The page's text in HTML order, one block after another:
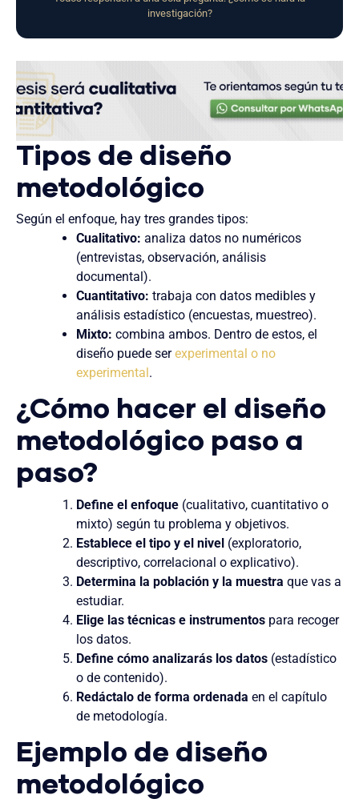
investigación?
Tipos de diseño
metodológico
Según el enfoque, hay tres grandes tipos:
Cualitativo: analiza datos no numéricos
(entrevistas, observación, análisis
documental).
Cuantitativo: trabaja con datos medibles y
análisis estadístico (encuestas, muestreo).
Mixto: combina ambos. Dentro de estos, el
diseño puede serexperimental o no
experimental .
¿Cómo hacer el diseño
metodológico paso a
paso?
Define el enfoque (cualitativo, cuantitativo o
mixto) según tu problema y objetivos.
Establece el tipo y el nivel (exploratorio,
descriptivo, correlacional o explicativo).
Determina la población y la muestra que vas a
estudiar.
Elige las técnicas e instrumentos para recoger
los datos.
Define cómo analizarás los datos (estadístico
o de contenido).
Redáctalo de forma ordenada en el capítulo
de metodología.
Ejemplo de diseño
metodológico